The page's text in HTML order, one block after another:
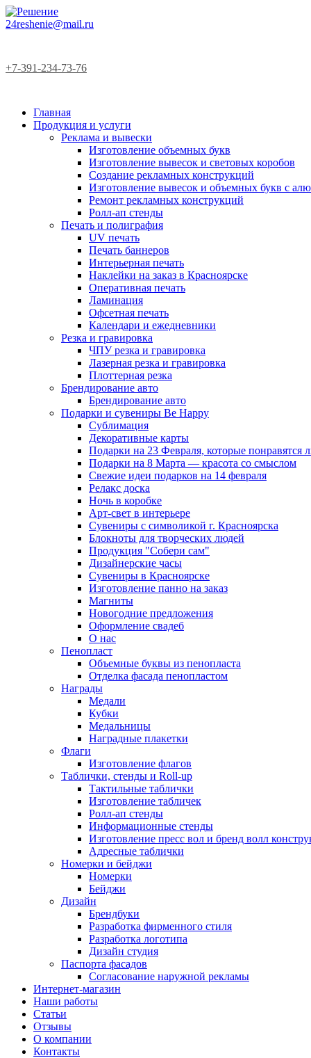
24reshenie@mail.ru
+7-391-234-73-76
Главная
Продукция и услуги
Реклама и вывески
Изготовление объемных букв
Изготовление вывесок и световых коробов
Создание рекламных конструкций
Изготовление вывесок и объемных букв с
Ремонт рекламных конструкций
Ролл-ап стенды
Печать и полиграфия
UV печать
Печать баннеров
Интерьерная печать
Наклейки на заказ в Красноярске
Оперативная печать
Ламинация
Офсетная печать
Календари и ежедневники
Резка и гравировка
ЧПУ резка и гравировка
Лазерная резка и гравировка
Плоттерная резка
Брендирование авто
Брендирование авто
Подарки и сувениры Be Happy
Сублимация
Декоративные карты
Подарки на 23 Февраля, которые
Подарки на 8 Марта — красота со смыслом
Свежие идеи подарков на 14 февраля
Релакс доска
Ночь в коробке
Арт-свет в интерьере
Сувениры с символикой г. Красноярска
Блокноты для творческих людей
Продукция "Собери сам"
Дизайнерские часы
Сувениры в Красноярске
Изготовление панно на заказ
Магниты
Новогодние предложения
Оформление свадеб
О нас
Пенопласт
Объемные буквы из пенопласта
Отделка фасада пенопластом
Награды
Медали
Кубки
Медальницы
Наградные плакетки
Флаги
Изготовление флагов
Таблички, стенды и Roll-up
Тактильные таблички
Изготовление табличек
Ролл-ап стенды
Информационные стенды
Изготовление пресс вол и бренд волл
Адресные таблички
Номерки и бейджи
Номерки
Бейджи
Дизайн
Брендбуки
Разработка фирменного стиля
Разработка логотипа
Дизайн студия
Паспорта фасадов
Согласование наружной рекламы
Интернет-магазин
Наши работы
Статьи
Отзывы
О компании
Контакты